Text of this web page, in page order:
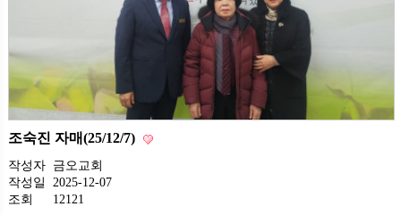
조숙진 자매(25/12/7)
작성자 금오교회
작성일
2025-12-07
조회
12121